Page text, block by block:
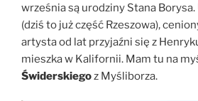
września są urodziny Stana Borysa.
(dziś to już część Rzeszowa),
artysta od lat przyjaźni się z
mieszka w Kalifornii. Mam tu na
Świderskiegoz Myśliborza.